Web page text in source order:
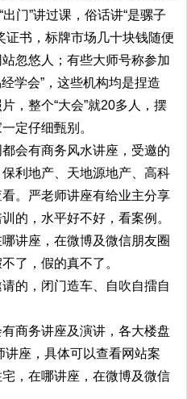
门”讲过课，俗话讲“是骡子
证书，标牌市场几十块钱随便
忽悠人；有些大师号称参加
学会”，这些机构均是捏造
，整个“大会”就20多人，摆
定仔细甄别。
会有商务风水讲座，受邀的
利地产、天地源地产、高科
。严老师讲座有给业主分享
的，水平好不好，看案例。
讲座，在微博及微信朋友圈
了，假的真不了。
的，闭门造车、自吹自擂自
商务讲座及演讲，各大楼盘
座，具体可以查看网站案
，在哪讲座，在微博及微信